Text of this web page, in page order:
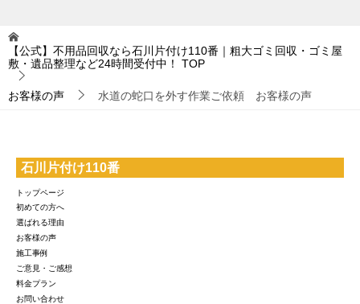
【公式】不用品回収なら石川片付け110番｜粗大ゴミ回収・ゴミ屋
敷・遺品整理など24時間受付中！
TOP
お客様の声 水道の蛇口を外す作業ご依頼 お客様の声
石川片付け110番
トップページ
初めての方へ
選ばれる理由
お客様の声
施工事例
ご意見・ご感想
料金プラン
お問い合わせ